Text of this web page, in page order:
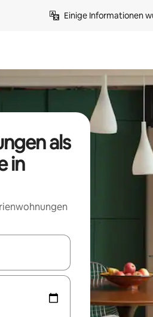
Einige Informationen
als
in
mit den Pfeiltasten nach